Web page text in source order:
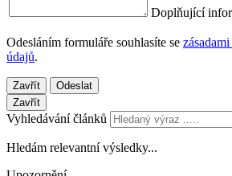
Doplňující
Odesláním formuláře souhlasíte se
údajů.
Zavřít
Odeslat
Zavřít
Vyhledávání článků
Hledám relevantní výsledky...